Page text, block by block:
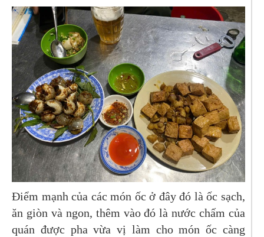
Điểm mạnh của các món ốc ở đây đó là ốc sạch,
ăn giòn và ngon, thêm vào đó là nước chấm của
quán được pha vừa vị làm cho món ốc càng